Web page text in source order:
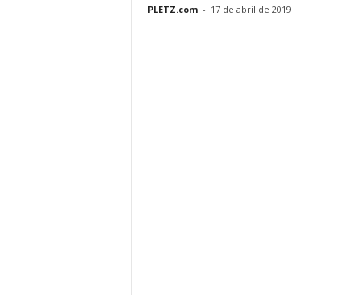
PLETZ.com - 17 de abril de 2019